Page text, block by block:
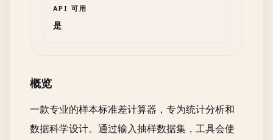
API 可用
是
概览
一款专业的样本标准差计算器，专为统计分析和
数据科学设计。通过输入抽样数据集，工具会使